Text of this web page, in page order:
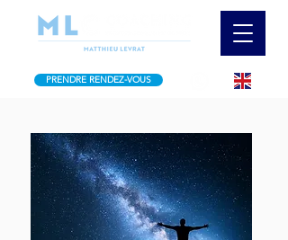
PRENDRE RENDEZ-VOUS